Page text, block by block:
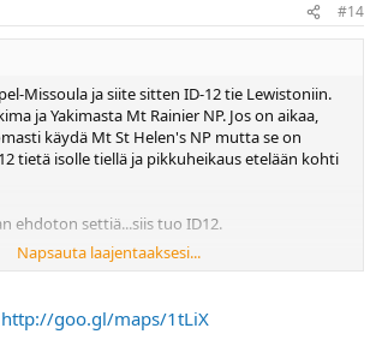
#14
Missoula ja siite sitten ID-12 tie Lewistoniin.
ja Yakimasta Mt Rainier NP. Jos on aikaa,
käydä Mt St Helen's NP mutta se on
tietä isolle tiellä ja pikkuheikaus etelään kohti
ehdoton settiä...siis tuo ID12.
Napsauta laajentaaksesi...
http://goo.gl/maps/1tLiX